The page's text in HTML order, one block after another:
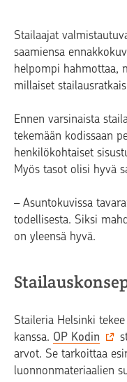
Stailaajat
saamiensa
helpompi hahmottaa,
millaiset
Ennen varsinaista
tekemään kodissaan
henkilökohtaiset
Myös tasot olisi hyvä
– Asuntokuvissa
todellisesta. Siksi
on yleensä hyvä.
Staileria Helsinki
kanssa. OP Kodin
arvot. Se tarkoittaa
luonnonmateriaalien